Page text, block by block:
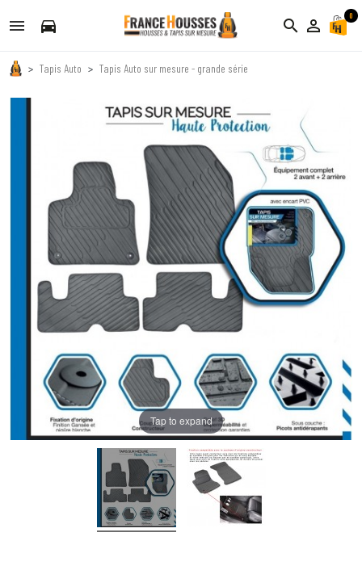
directions_car search person_outline
0
Tapis Auto Tapis Auto sur mesure - grande série
Tap to expand